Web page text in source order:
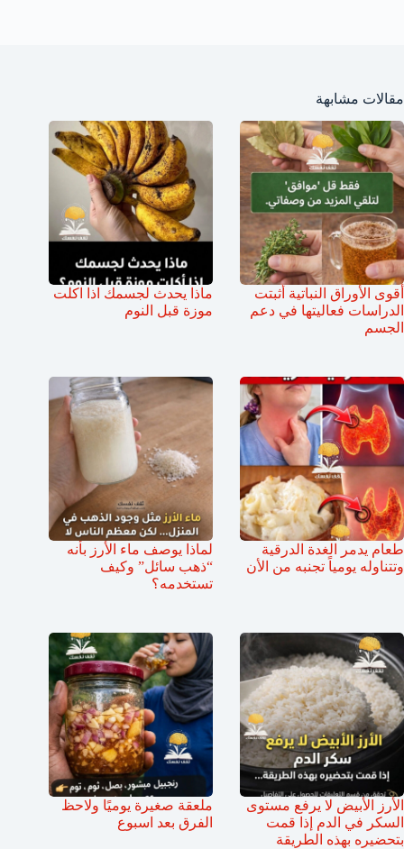
مقالات مشابهة
أقوى الأوراق النباتية أثبتت
الدراسات فعاليتها في دعم
الجسم
ماذا يحدث لجسمك اذا اكلت
موزة قبل النوم
طعام يدمر الغدة الدرقية
وتتناوله يومياً تجنبه من الأن
لماذا يوصف ماء الأرز بأنه
“ذهب سائل” وكيف
تستخدمه؟
الأرز الأبيض لا يرفع مستوى
السكر في الدم إذا قمت
بتحضيره بهذه الطريقة
ملعقة صغيرة يوميًا ولاحظ
الفرق بعد اسبوع